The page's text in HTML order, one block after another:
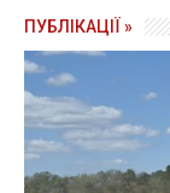
ПУБЛІКАЦІЇ »